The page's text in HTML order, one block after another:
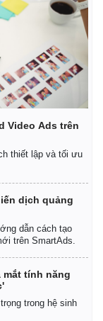
Video Ads trên
thiết lập và tối ưu
dịch quảng
dẫn cách tạo
trên SmartAds.
mắt tính năng
trong hệ sinh